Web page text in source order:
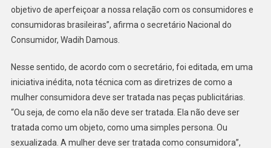
objetivo de aperfeiçoar a nossa relação com os consumidores e
consumidoras brasileiras”, afirma o secretário Nacional do
Consumidor, Wadih Damous.
Nesse sentido, de acordo com o secretário, foi editada, em uma
iniciativa inédita, nota técnica com as diretrizes de como a
mulher consumidora deve ser tratada nas peças publicitárias.
“Ou seja, de como ela não deve ser tratada. Ela não deve ser
tratada como um objeto, como uma simples persona. Ou
sexualizada. A mulher deve ser tratada como consumidora”,